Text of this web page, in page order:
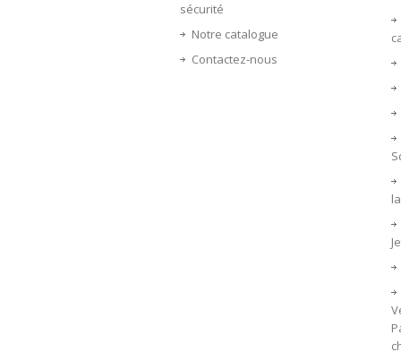
sécurité
Notre catalogue
Contactez-nous